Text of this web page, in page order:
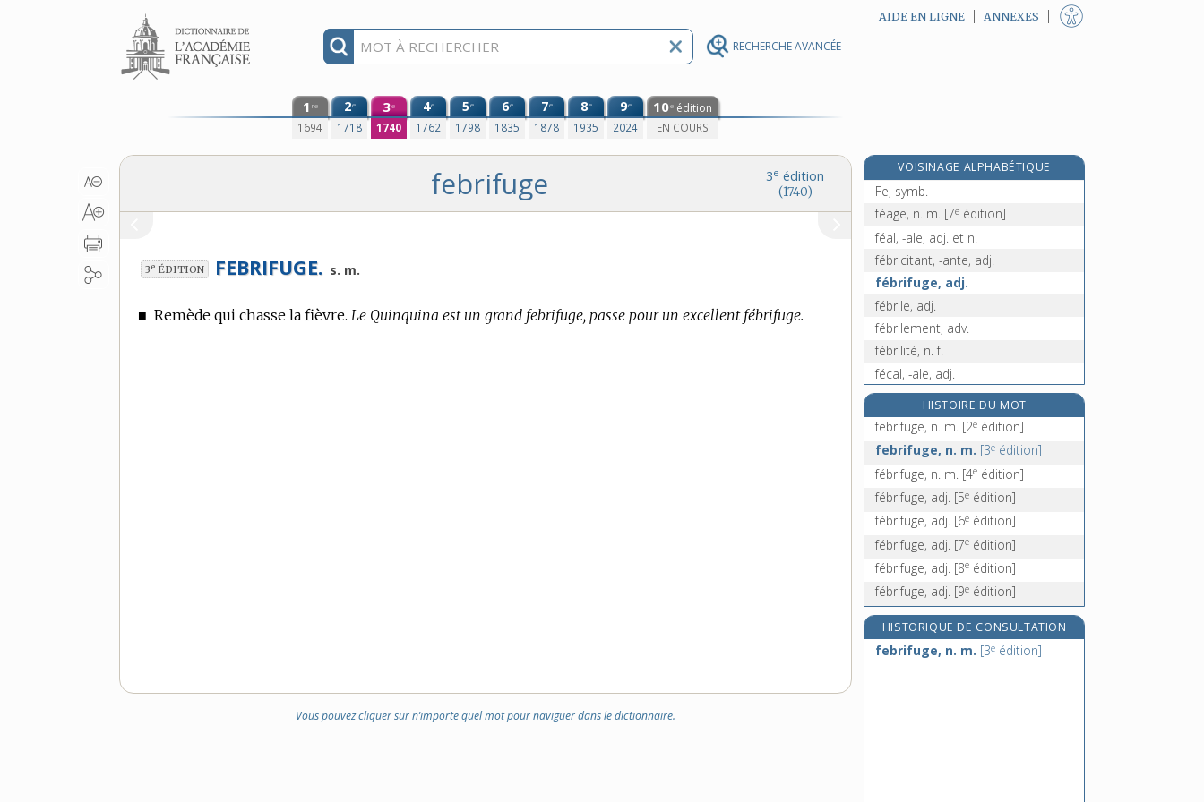
RECHERCHE AVANCÉE
Aller au contenu AIDE EN LIGNE ANNEXES
1 re
1694
2e
1718
3e
1740
4e
1762
5e
1798
6e
1835
7e
1878
8e
1935
9e
2024
10e édition
EN COURS
3e édition
(1740)
febrifuge
3e ÉDITION FEBRIFUGE. s. m.
■ Remède qui chasse la fièvre. Le Quinquina est un grand febrifuge, passe pour un excellent fébrifuge.
Vous pouvez cliquer sur n’importe quel mot pour naviguer dans le dictionnaire.
VOISINAGE ALPHABÉTIQUE
FB, symb.
Fe, symb.
féage, n. m. [7e édition]
féal, -ale, adj. et n.
fébricitant, -ante, adj.
fébrifuge, adj.
fébrile, adj.
fébrilement, adv.
fébrilité, n. f.
fécal, -ale, adj.
fécaloïde, adj.
fécalome, n. m.
fèces, n. f. pl.
HISTOIRE DU MOT
febrifuge, n. m. [2e édition]
febrifuge, n. m. [3e édition]
fébrifuge, n. m. [4e édition]
fébrifuge, adj. [5e édition]
fébrifuge, adj. [6e édition]
fébrifuge, adj. [7e édition]
fébrifuge, adj. [8e édition]
fébrifuge, adj. [9e édition]
HISTORIQUE DE CONSULTATION
febrifuge, n. m. [3e édition]